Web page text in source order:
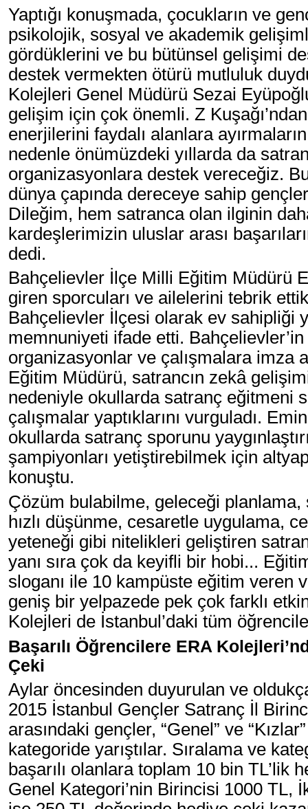
Yaptığı konuşmada, çocukların ve
psikolojik, sosyal ve akademik
gördüklerini ve bu bütünsel gelişimi
destek vermekten ötürü mutluluk
Kolejleri Genel Müdürü Sezai
gelişim için çok önemli. Z
enerjilerini faydalı alanlara
nedenle önümüzdeki yıllarda da
organizasyonlara destek vereceğiz.
dünya çapında dereceye sahip
Dileğim, hem satranca olan ilginin
kardeşlerimizin uluslar arası
dedi.
Bahçelievler İlçe Milli Eğitim Müdürü
giren sporcuları ve ailelerini tebrik
Bahçelievler İlçesi olarak ev sahipliği
memnuniyeti ifade etti. Bahçelievler’in
organizasyonlar ve çalışmalara imza
Eğitim Müdürü, satrancın zekâ
nedeniyle okullarda satranç eğitmeni
çalışmalar yaptıklarını vurguladı.
okullarda satranç sporunu
şampiyonları yetiştirebilmek için
konuştu.
Çözüm bulabilme, geleceği
hızlı düşünme, cesaretle uygulama,
yeteneği gibi nitelikleri geliştiren
yanı sıra çok da keyifli bir hobi...
sloganı ile 10 kampüste eğitim veren
geniş bir yelpazede pek çok farklı
Kolejleri de İstanbul’daki tüm
Başarılı Öğrencilere ERA
Çeki
Aylar öncesinden duyurulan ve
2015 İstanbul Gençler Satranç İl
arasındaki gençler, “Genel” ve
kategoride yarıştılar. Sıralama ve
başarılı olanlara toplam 10 bin TL’lik
Genel Kategori’nin Birincisi 1000 TL,